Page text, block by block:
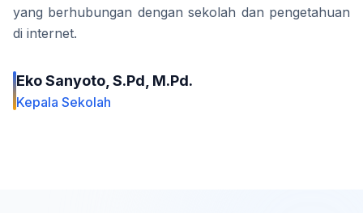
yang berhubungan dengan sekolah dan pengetahuan
di internet.
Eko Sanyoto, S.Pd, M.Pd.
Kepala Sekolah